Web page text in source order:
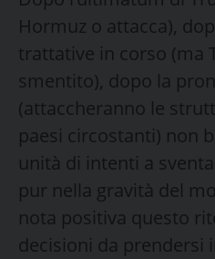
Hormuz o attacca),
trattative in corso (ma
smentito), dopo la
(attaccheranno le
paesi circostanti) non
unità di intenti a
pur nella gravità del
nota positiva questo
decisioni da prendersi